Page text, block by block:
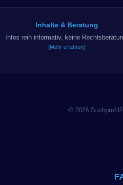
Inhalte & Beratung
Infos rein informativ, keine
[Mehr erfahren]
© 2026